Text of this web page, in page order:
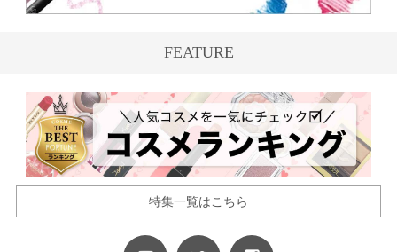
FEATURE
特集一覧はこちら